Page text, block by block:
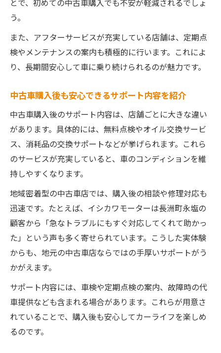
とで、初めての中古車購入でも不安が軽減されるでしょ
う。
また、アフターサービスが充実している店舗は、定期点
検やメンテナンスの案内も積極的に行います。これによ
り、長期間安心して車に乗り続けられるのが魅力です。
中古車購入後も安心できるサポート内容を紹介
中古車購入後のサポート内容は、店舗ごとに大きな違い
があります。具体的には、無料点検やオイル交換サービ
ス、消耗品の交換サポートなどが挙げられます。これら
のサービスが充実していると、車のコンディションを維
持しやすくなります。
地域密着型の中古車店では、購入後の相談や修理対応も
迅速です。たとえば、イシカワモーターは長洲町永塩の
顧客から「急なトラブルにもすぐ対応してくれて助かっ
た」という声も多く寄せられています。こうした実体験
からも、地元の中古車店ならではの手厚いサポートがう
かがえます。
サポート内容には、車検や定期点検の案内、故障時の代
車提供なども含まれる場合があります。これらが用意さ
れていることで、購入後も安心してカーライフを楽しめ
るのです。